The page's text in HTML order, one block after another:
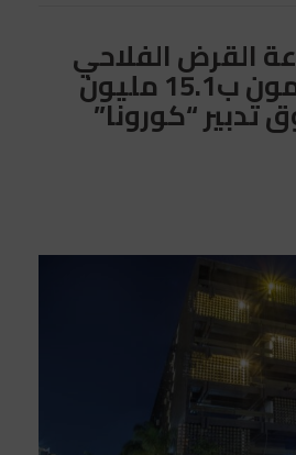
القرض الفلاحي
للمغرب يساهمون ب15.1 مليون
“كورونا”